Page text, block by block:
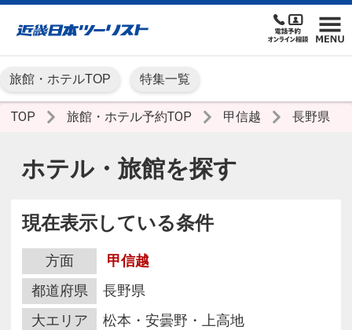
旅館・ホテルTOP 特集一覧
TOP 旅館・ホテル予約TOP 甲信越 長野県
ホテル・旅館を探す
現在表示している条件
方面
甲信越
都道府県
長野県
大エリア
松本・安曇野・上高地